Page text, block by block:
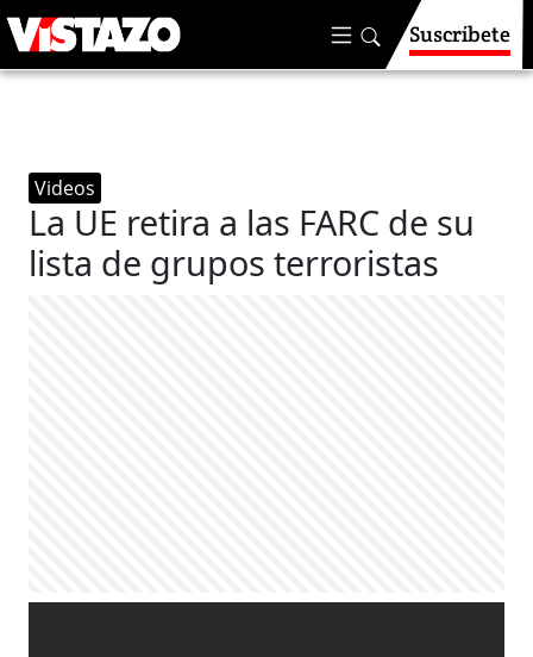
Suscríbete
Videos
La UE retira a las FARC de su
lista de grupos terroristas